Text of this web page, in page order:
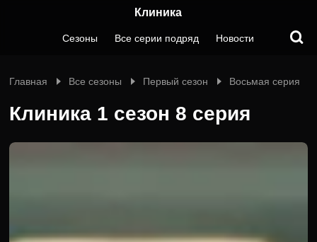
Клиника
Сезоны Все серии подряд Новости
Главная Все сезоны Первый сезон Восьмая серия
Клиника 1 сезон 8 серия